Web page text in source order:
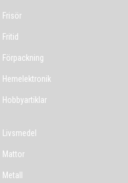
Frisör
Fritid
Förpackning
Hemelektronik
Hobbyartiklar
Livsmedel
Mattor
Metall